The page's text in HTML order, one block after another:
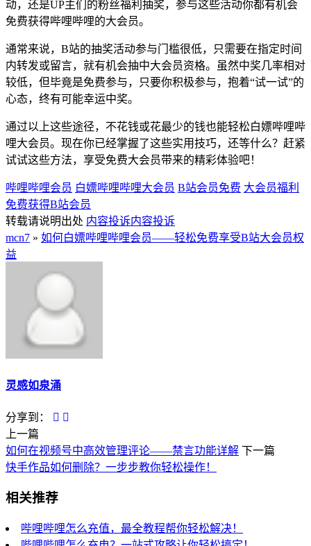
动，还是UP主们的粉丝福利抽奖，参与这些活动你都有机会
免费获得哔哩哔哩的大会员。
通常来说，B站的抽奖活动参与门槛很低，只需要在指定时间
内转发或留言，就有机会抽中大会员资格。虽然中奖几率相对
较低，但毕竟是免费参与，只要你积极参与，抱着“试一试”的
心态，终有可能幸运中奖。
通过以上这些途径，不花钱或花最少的钱也能轻松白嫖哔哩哔
哩大会员。现在你已经掌握了这些实用技巧，还等什么？赶紧
试试这些方法，享受免费大会员带来的精彩体验吧！
哔哩哔哩会员 白嫖哔哩哔哩大会员 B站会员免费 大会员福利
免费获得B站会员
转载请说明出处 内容投诉内容投诉
mcn7 » 如何白嫖哔哩哔哩会员——轻松免费享受B站大会员权
益
灵感如泉涌
分享到：
上一篇
如何在视频号中高效管理评论——禁言功能详解 下一篇
快手作品如何删除？一步步教你轻松操作！
相关推荐
哔哩哔哩怎么充值，最全教程帮你轻松解决！